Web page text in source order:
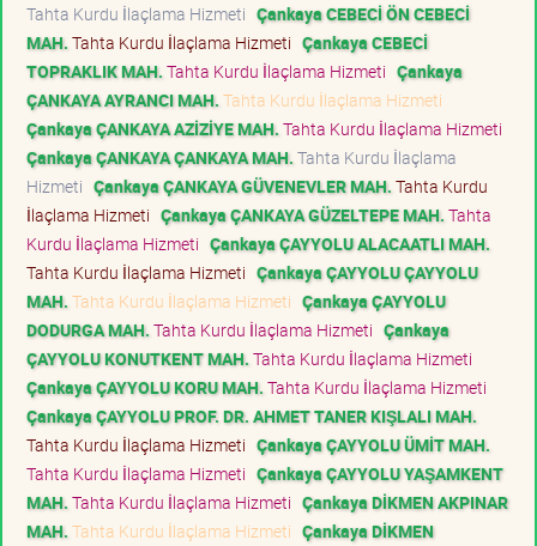
Tahta Kurdu İlaçlama Hizmeti Çankaya CEBECİ ÖN CEBECİ
MAH. Tahta Kurdu İlaçlama Hizmeti Çankaya CEBECİ
TOPRAKLIK MAH. Tahta Kurdu İlaçlama Hizmeti Çankaya
ÇANKAYA AYRANCI MAH. Tahta Kurdu İlaçlama Hizmeti
Çankaya ÇANKAYA AZİZİYE MAH. Tahta Kurdu İlaçlama Hizmeti
Çankaya ÇANKAYA ÇANKAYA MAH. Tahta Kurdu İlaçlama
Hizmeti Çankaya ÇANKAYA GÜVENEVLER MAH. Tahta Kurdu
İlaçlama Hizmeti Çankaya ÇANKAYA GÜZELTEPE MAH. Tahta
Kurdu İlaçlama Hizmeti Çankaya ÇAYYOLU ALACAATLI MAH.
Tahta Kurdu İlaçlama Hizmeti Çankaya ÇAYYOLU ÇAYYOLU
MAH. Tahta Kurdu İlaçlama Hizmeti Çankaya ÇAYYOLU
DODURGA MAH. Tahta Kurdu İlaçlama Hizmeti Çankaya
ÇAYYOLU KONUTKENT MAH. Tahta Kurdu İlaçlama Hizmeti
Çankaya ÇAYYOLU KORU MAH. Tahta Kurdu İlaçlama Hizmeti
Çankaya ÇAYYOLU PROF. DR. AHMET TANER KIŞLALI MAH.
Tahta Kurdu İlaçlama Hizmeti Çankaya ÇAYYOLU ÜMİT MAH.
Tahta Kurdu İlaçlama Hizmeti Çankaya ÇAYYOLU YAŞAMKENT
MAH. Tahta Kurdu İlaçlama Hizmeti Çankaya DİKMEN AKPINAR
MAH. Tahta Kurdu İlaçlama Hizmeti Çankaya DİKMEN